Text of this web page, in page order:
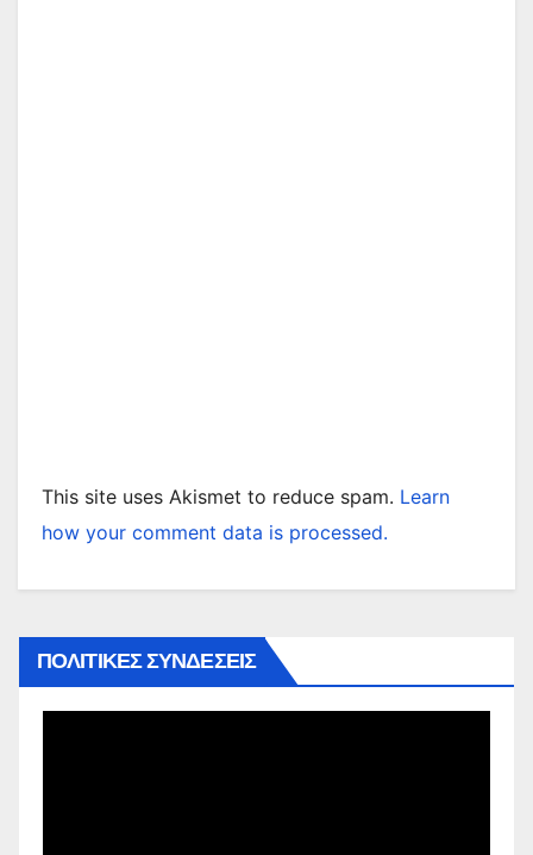
This site uses Akismet to reduce spam. Learn
how your comment data is processed.
ΠΟΛΙΤΙΚΕΣ ΣΥΝΔΕΣΕΙΣ